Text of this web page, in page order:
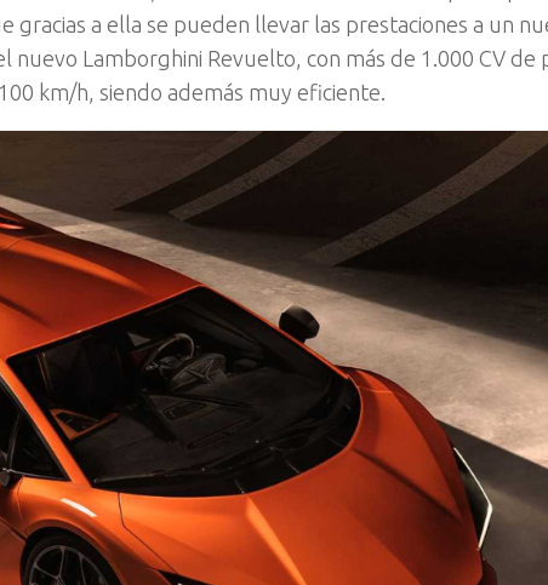
a ella se pueden llevar las prestaciones a un
nuevo Lamborghini Revuelto, con más de 1.000 CV de
km/h, siendo además muy eficiente.